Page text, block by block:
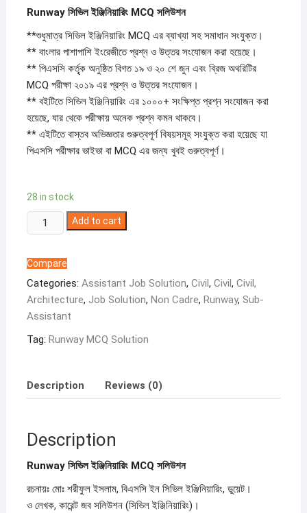
was:
৳ 340.00.
is:
৳ 200.00.
Runway সিভিল ইঞ্জিনিয়ারিং MCQ সলিউশন
**শুধুমাত্র সিভিল ইঞ্জিনিয়ারিং MCQ এর ব্যাখ্যা সহ সমাধান সংযু্ক্ত।
** বাংলার পাশাপাশি ইংরেজীতে প্রশ্ন ও উত্তর সংযোজন করা হয়েছে।
** পিএসসি কর্তৃৃক অনুষ্ঠিত বিগত ১৯ ও ২০ শে জুন এবং ব্রিজ অথরিটির
MCQ পরীক্ষা ২০১৯ এর প্রশ্ন ও উত্তর সংযোজন।
** বইটিতে সিভিল ইঞ্জিনিয়ারিং এর ১০০০+ সংক্ষিপ্ত প্রশ্ন সংযোজন করা
হয়েছে, যার থেকে পরীক্ষায় অনেক প্রশ্ন কমন থাকবে।
** এইটিতে বাস্তব অভিজ্ঞতার গুরুত্বপূর্ণ বিষয়সমূহ সংযু্ক্ত করা হয়েছে যা
পিএসসি পরীক্ষার ভাইভা বা MCQ এর জন্য খুবই গুরুত্বপূর্ণ।
28 in stock
Runway
সিভিল
MCQ
সলিউশন
quantity
Add to cart
Compare
Categories: Assistant Job Solution, Civil, Civil, Civil,
Architecture, Job Solution, Non Cadre, Runway, Sub-
Assistant
Tag: Runway MCQ Solution
Description Reviews (0)
Description
Runway সিভিল ইঞ্জিনিয়ারিং MCQ সলিউশন
রচনায়ঃ মোঃ শরীফুল ইসলাম, বিএসসি ইন সিভিল ইঞ্জিনিয়ারিং, ডুয়েট।
ও লেখক, কারেন্ট জব সলিউশন (সিভিল ইঞ্জিনিয়ারিং)।